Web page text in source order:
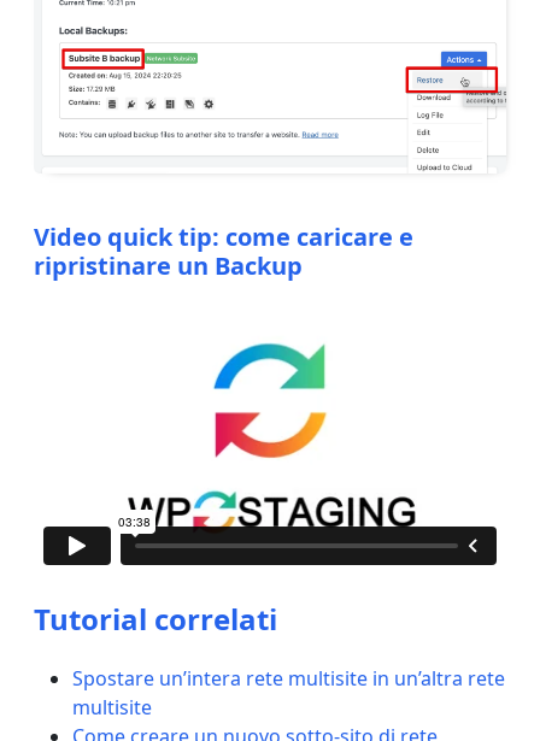
Video quick tip: come caricare e
ripristinare un Backup
Tutorial correlati
Spostare un’intera rete multisite in un’altra rete
multisite